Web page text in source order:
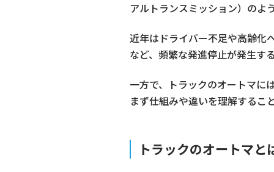
アルトランスミッション）のよ
近年はドライバー不足や高齢化
など、頻繁な発進停止が発生す
一方で、トラックのオートマに
まず仕組みや違いを理解するこ
トラックのオートマと